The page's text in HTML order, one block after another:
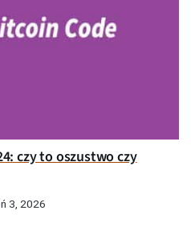
czy to oszustwo czy
3, 2026